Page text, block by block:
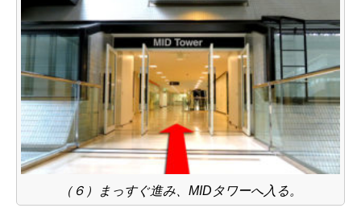
（６）まっすぐ進み、MIDタワーへ入る。